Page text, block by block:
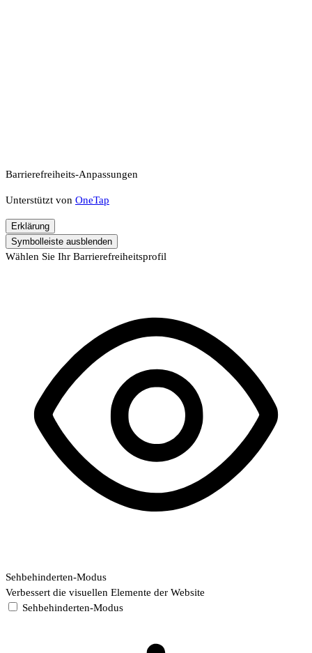
Barrierefreiheits-Anpassungen
Unterstützt von OneTap
Erklärung
Symbolleiste ausblenden
Wählen Sie Ihr Barrierefreiheitsprofil
Sehbehinderten-Modus
Verbessert die visuellen Elemente der Website
Sehbehinderten-Modus